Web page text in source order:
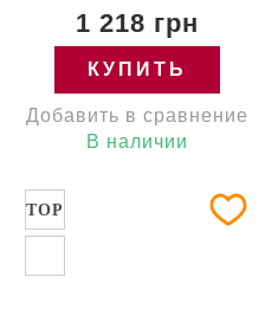
1 218 грн
КУПИТЬ
Добавить в сравнение
В наличии
TOP